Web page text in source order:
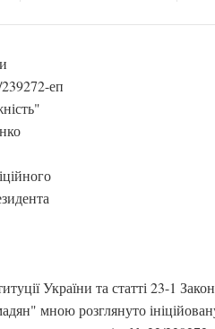
еп
України та статті 23-1
мною розглянуто